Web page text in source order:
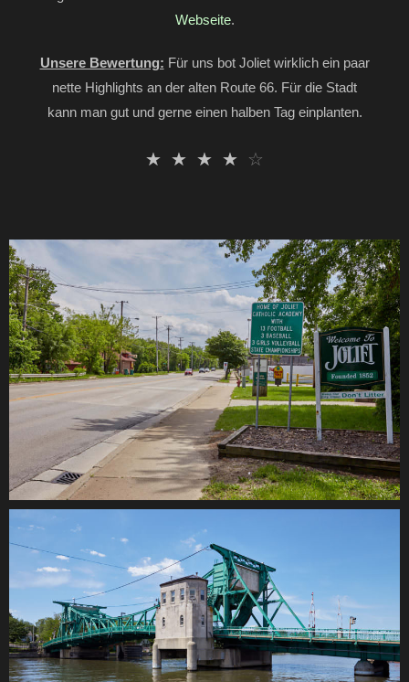
Webseite.
Unsere Bewertung: Für uns bot Joliet wirklich ein paar
nette Highlights an der alten Route 66. Für die Stadt
kann man gut und gerne einen halben Tag einplanten.
☆ ☆ ☆ ☆ ☆